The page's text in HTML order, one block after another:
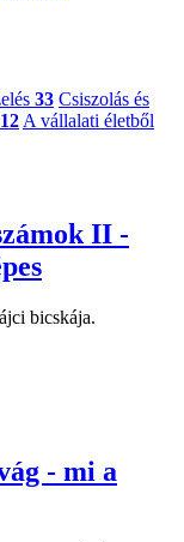
33 Csiszolás és
12 A vállalati életből
II -
bicskája.
- mi a